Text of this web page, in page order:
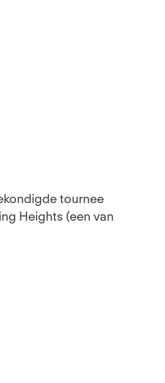
tournee
Heights (een van